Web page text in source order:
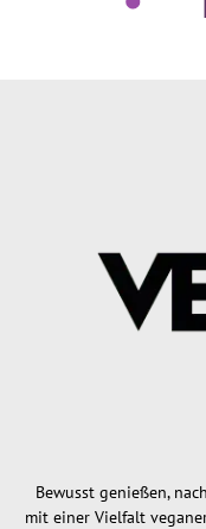
Bewusst genießen,
mit einer Vielfalt